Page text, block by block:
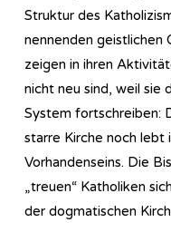
Struktur des
nennenden geistlichen
zeigen in ihren
nicht neu sind, weil sie
System fortschreiben:
starre Kirche noch lebt
Vorhandenseins. Die
„treuen“ Katholiken
der dogmatischen